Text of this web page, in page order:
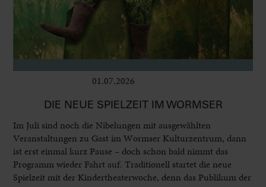
01.07.2026
DIE NEUE SPIELZEIT IM WORMSER
Im Juli sind noch die Nibelungen mit ausgewählten
Veranstaltungen zu Gast im Wormser Kulturzentrum, dann
ist erst einmal kurz Pause – doch schon bald nimmt das
Programm wieder Fahrt auf. Traditionell startet die neue
Spielzeit mit der Kindertheaterwoche, denn das Publikum der